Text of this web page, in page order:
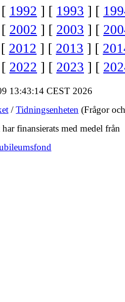
1992 ] [ 1993 ] [
2002 ] [ 2003 ] [
2012 ] [ 2013 ] [
2022 ] [ 2023 ] [
13:43:14 CEST 2026
/Tidningsenheten (Frågor
finansierats med medel från